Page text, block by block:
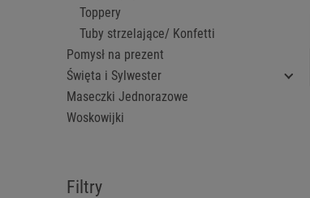
Toppery
Tuby strzelające/ Konfetti
Pomysł na prezent
Święta i Sylwester
Maseczki Jednorazowe
Woskowijki
Filtry